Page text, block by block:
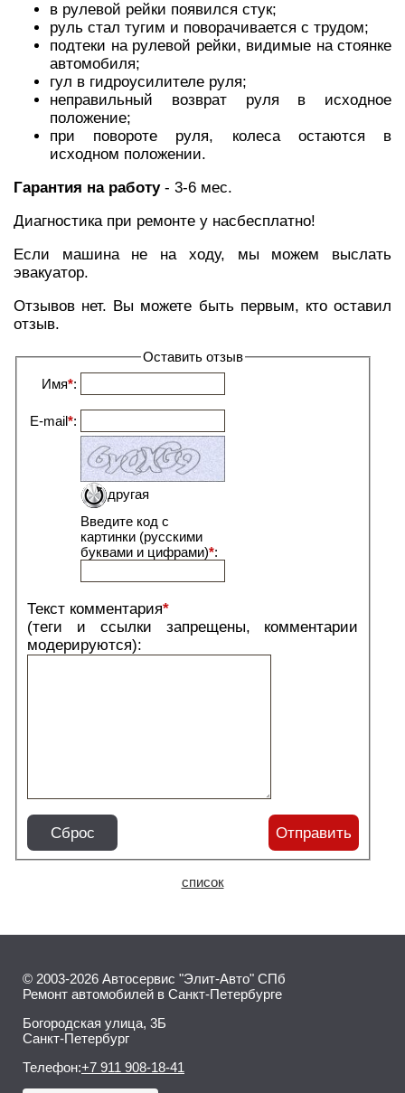
в рулевой рейки появился стук;
руль стал тугим и поворачивается с трудом;
подтеки на рулевой рейки, видимые на стоянке
автомобиля;
гул в гидроусилителе руля;
неправильный возврат руля в исходное
положение;
при повороте руля, колеса остаются в
исходном положении.
Гарантия на работу- 3-6 мес.
Диагностика при ремонте у насбесплатно!
Если машина не на ходу, мы можем выслать
эвакуатор.
Отзывов нет. Вы можете быть первым, кто оставил
отзыв.
Оставить отзыв
Имя*:
E-mail*:
другая
Введите код с
картинки (русскими
буквами и цифрами)*:
Текст комментария*
(теги и ссылки запрещены, комментарии
модерируются):
Сброс Отправить
список
© 2003-2026 Автосервис "Элит-Авто" СПб
Ремонт автомобилей в Санкт-Петербурге
Богородская улица, 3Б
Санкт-Петербург
Телефон:+7 911 908-18-41